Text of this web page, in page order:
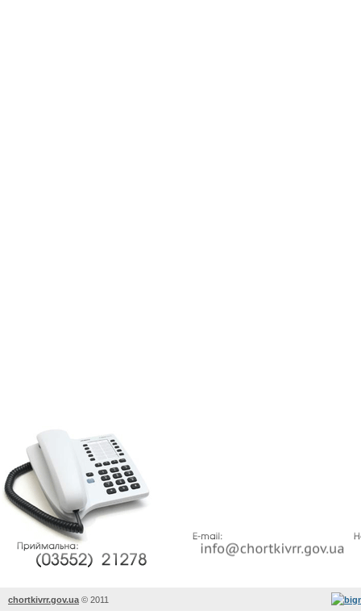
chortkivrr.gov.ua © 2011